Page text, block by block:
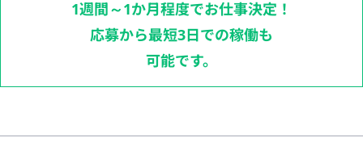
1週間～1か月程度でお仕事決定！
応募から最短3日での稼働も
可能です。